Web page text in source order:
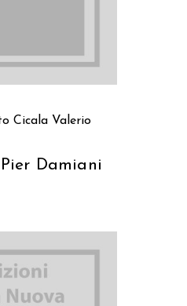
Cicala Valerio
Damiani